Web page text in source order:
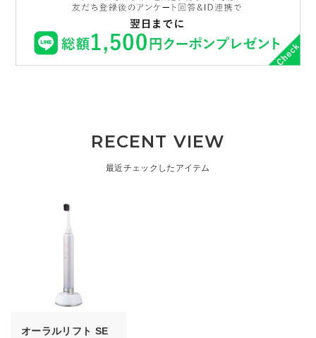
RECENT VIEW
最近チェックしたアイテム
オーラルリフト SE